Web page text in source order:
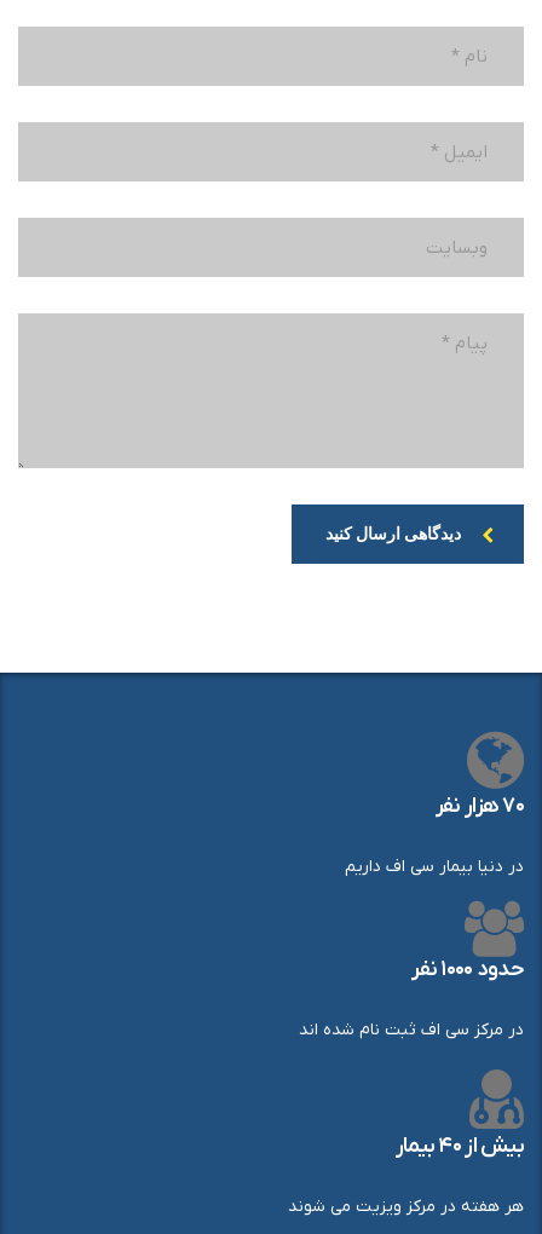
دیدگاهی ارسال کنید
۷۰ هزار نفر
در دنیا بیمار سی اف داریم
حدود ۱۰۰۰ نفر
در مرکز سی اف ثبت نام شده اند
بیش از ۴۰ بیمار
هر هفته در مرکز ویزیت می شوند